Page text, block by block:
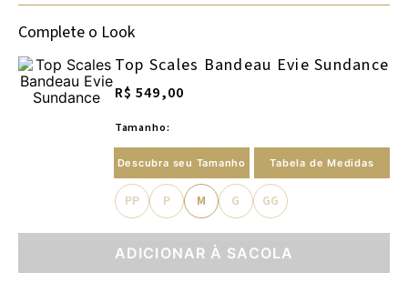
Complete o Look
Top Scales Bandeau Evie Sundance
R$ 549,00
Tamanho:
Descubra seu Tamanho Tabela de Medidas
PP P M G GG
ADICIONAR À SACOLA